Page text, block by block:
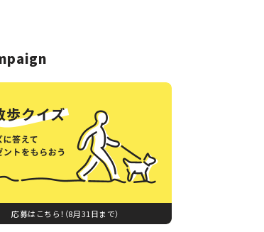
応募はこちら！（8月31日まで）